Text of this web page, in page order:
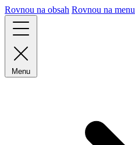
Rovnou na obsah Rovnou na menu
Menu